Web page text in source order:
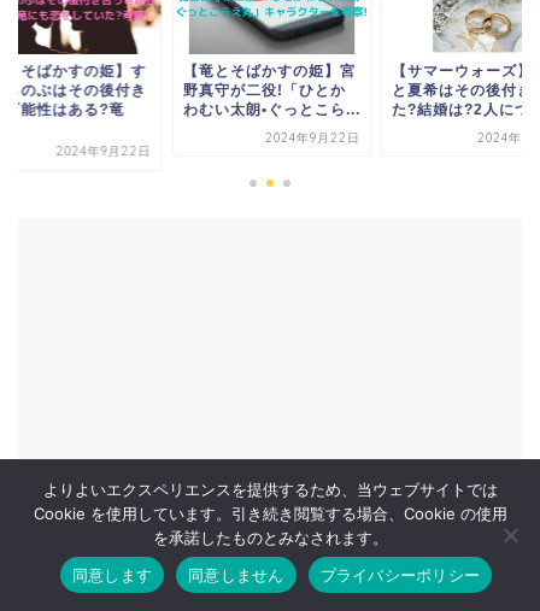
とそばかすの姫】宮
守が二役!「ひとか
い太朗•ぐっとこら...
【サマーウォーズ】健二
と夏希はその後付き合っ
た?結婚は?2人につい...
2024年9月19日
【竜とそばかすの
ずとしのぶはその
合う可能性はある?
ホーム お問い合わせ
よりよいエクスペリエンスを提供するため、当ウェブサイトでは
Cookie を使用しています。引き続き閲覧する場合、Cookie の使用
を承諾したものとみなされます。
同意します
同意しません プライバシーポリシー